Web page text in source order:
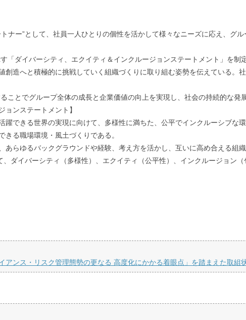
ナー”として、社員一人ひとりの個性を活かして様々なニーズに応え、グ
「ダイバーシティ、エクイティ＆インクルージョンステートメント」を
造へと積極的に挑戦していく組織づくりに取り組む姿勢を伝えている。
ことでグループ全体の成長と企業価値の向上を実現し、社会の持続的な発
ョンステートメント】
できる世界の実現に向けて、多様性に満ちた、公平でインクルーシブな
る職場環境・風土づくりである。
らゆるバックグラウンドや経験、考え方を活かし、互いに高め合える組
ダイバーシティ（多様性）、エクイティ（公平性）、インクルージョン
ンス・リスク管理態勢の更なる 高度化にかかる着眼点」を踏まえた取組